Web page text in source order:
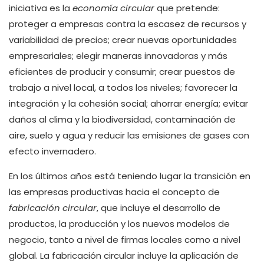
iniciativa es la economía circularque pretende:
proteger a empresas contra la escasez de recursos y
variabilidad de precios; crear nuevas oportunidades
empresariales; elegir maneras innovadoras y más
eficientes de producir y consumir; crear puestos de
trabajo a nivel local, a todos los niveles; favorecer la
integración y la cohesión social; ahorrar energía; evitar
daños al clima y la biodiversidad, contaminación de
aire, suelo y agua y reducir las emisiones de gases con
efecto invernadero.
En los últimos años está teniendo lugar la transición en
las empresas productivas hacia el concepto de
fabricación circular, que incluye el desarrollo de
productos, la producción y los nuevos modelos de
negocio, tanto a nivel de firmas locales como a nivel
global. La fabricación circular incluye la aplicación de